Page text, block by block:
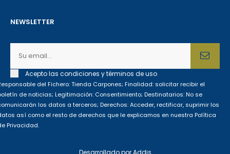
NEWSLETTER
Acepto las condiciones y términos de uso
del Fichero: Tienda Carpones; Finalidad: solicitar recibir el
de noticias; Legitimación: Consentimiento; Destinatarios: No se
los datos a terceros; Derechos: Acceder, rectificar, suprimir los
así como el resto de derechos que le explicamos en nuestra Política
Privacidad.
Desarrollado porAddis